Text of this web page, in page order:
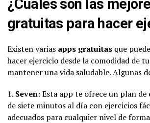
¿Cuáles son las
gratuitas para hacer
Existen varias apps gratuitas que
hacer ejercicio desde la comodidad de
mantener una vida saludable. Algunas
1. Seven: Esta app te ofrece un plan
de siete minutos al día con ejercicios
adecuados para cualquier nivel de